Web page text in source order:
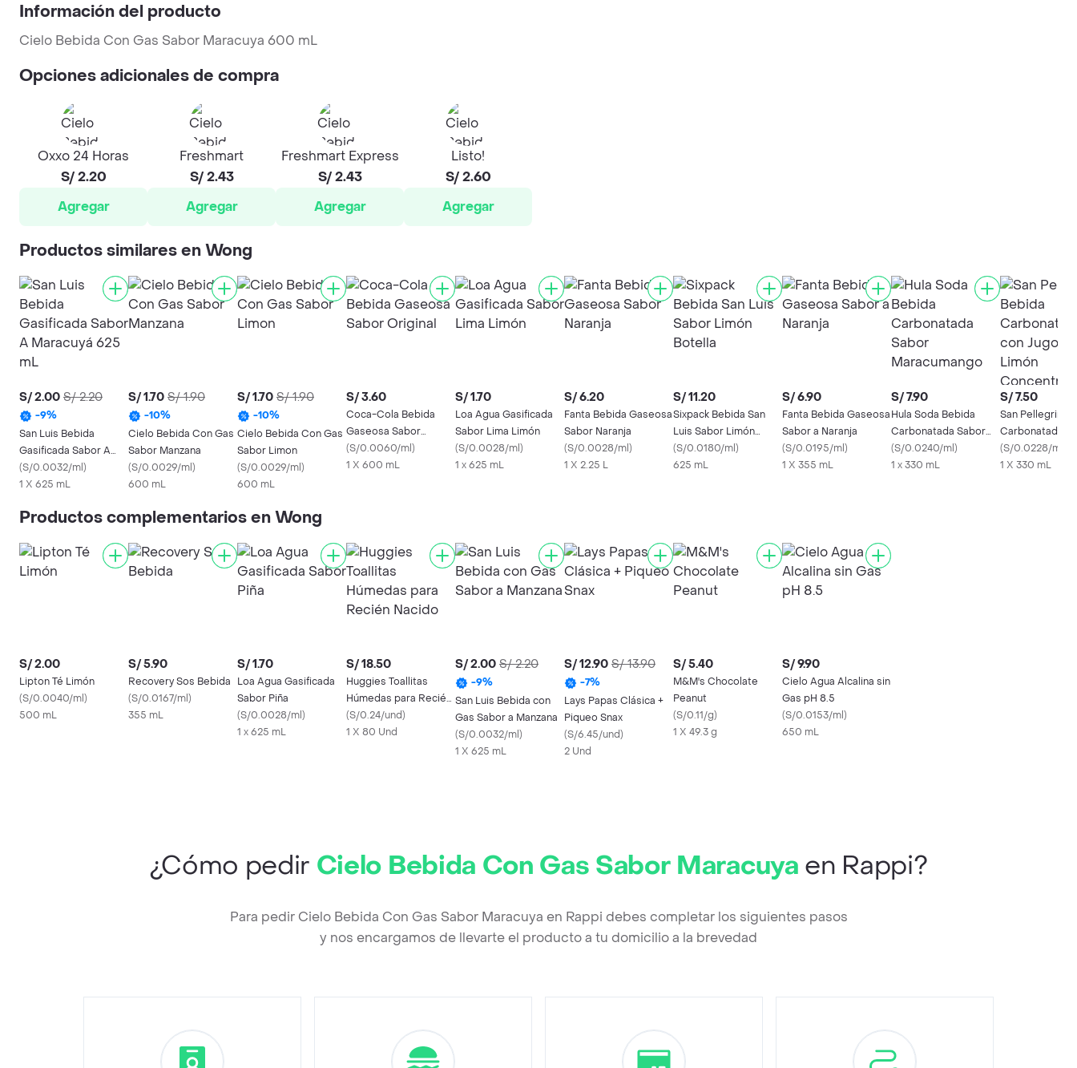
Información del producto
Cielo Bebida Con Gas Sabor Maracuya 600 mL
Opciones adicionales de compra
Oxxo 24 Horas
S/ 2.20
Agregar
Freshmart
S/ 2.43
Agregar
Freshmart Express
S/ 2.43
Agregar
Listo!
S/ 2.60
Agregar
Productos similares en Wong
S/ 2.00 S/ 2.20
-9%
San Luis Bebida
Gasificada Sabor A
Maracuyá 625 mL
(S/0.0032/ml)
1 X 625 mL
S/ 1.70 S/ 1.90
-10%
Cielo Bebida Con Gas
Sabor Manzana
(S/0.0029/ml)
600 mL
S/ 1.70 S/ 1.90
-10%
Cielo Bebida Con Gas
Sabor Limon
(S/0.0029/ml)
600 mL
S/ 3.60
Coca-Cola Bebida
Gaseosa Sabor
Original
(S/0.0060/ml)
1 X 600 mL
S/ 1.70
Loa Agua Gasificada
Sabor Lima Limón
(S/0.0028/ml)
1 x 625 mL
S/ 6.20
Fanta Bebida Gaseosa
Sabor Naranja
(S/0.0028/ml)
1 X 2.25 L
S/ 11.20
Sixpack Bebida San
Luis Sabor Limón
Botella
(S/0.0180/ml)
625 mL
S/ 6.90
Fanta Bebida Gaseosa
Sabor a Naranja
(S/0.0195/ml)
1 X 355 mL
S/ 7.90
Hula Soda Bebida
Carbonatada Sabor
Maracumango
(S/0.0240/ml)
1 x 330 mL
S/ 7.50
San Pellegrino
Carbonatada
de Limón
Concentrado
(S/0.0228/ml
1 X 330 mL
Productos complementarios en Wong
S/ 2.00
Lipton Té Limón
(S/0.0040/ml)
500 mL
S/ 5.90
Recovery Sos Bebida
(S/0.0167/ml)
355 mL
S/ 1.70
Loa Agua Gasificada
Sabor Piña
(S/0.0028/ml)
1 x 625 mL
S/ 18.50
Huggies Toallitas
Húmedas para Recién
Nacido
(S/0.24/und)
1 X 80 Und
S/ 2.00 S/ 2.20
-9%
San Luis Bebida con
Gas Sabor a Manzana
(S/0.0032/ml)
1 X 625 mL
S/ 12.90 S/ 13.90
-7%
Lays Papas Clásica +
Piqueo Snax
(S/6.45/und)
2 Und
S/ 5.40
M&M's Chocolate
Peanut
(S/0.11/g)
1 X 49.3 g
S/ 9.90
Cielo Agua Alcalina sin
Gas pH 8.5
(S/0.0153/ml)
650 mL
¿Cómo pedir Cielo Bebida Con Gas Sabor Maracuya en Rappi?
Para pedir Cielo Bebida Con Gas Sabor Maracuya en Rappi debes completar los siguientes pasos
y nos encargamos de llevarte el producto a tu domicilio a la brevedad